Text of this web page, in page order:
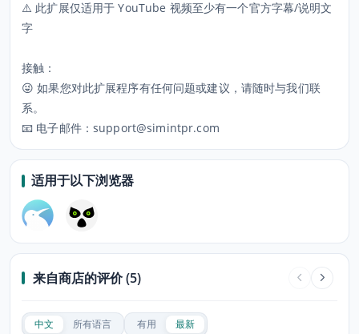
⚠️ 此扩展仅适用于 YouTube 视频至少有一个官方字幕/说明文
字
接触：
😜 如果您对此扩展程序有任何问题或建议，请随时与我们联
系。
📧 电子邮件：support@simintpr.com
适用于以下浏览器
来自商店的评价 (5)
中文 所有语言 有用 最新